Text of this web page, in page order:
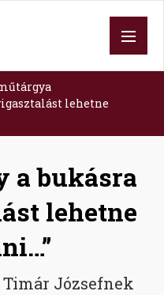
lehetne
a bukásra
lehetne
Józsefnek